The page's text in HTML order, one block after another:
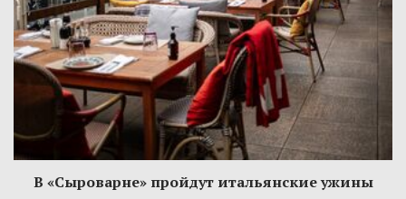
В «Сыроварне» пройдут итальянские ужины